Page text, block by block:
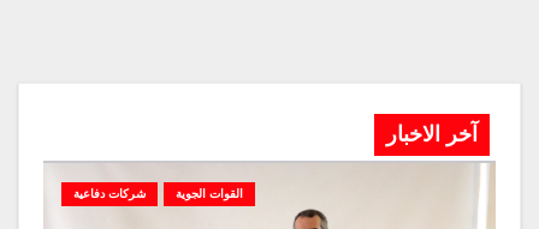
آخر الاخبار
القوات الجوية شركات دفاعية